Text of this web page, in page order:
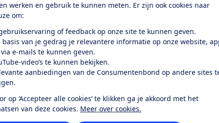
werken en gebruik te kunnen meten. Er zijn ook cookies naar
om:
of feedback op onze site te kunnen geven.
basis van je gedrag je relevantere informatie op onze website,
e-mails te kunnen geven.
video’s te kunnen bekijken.
aanbiedingen van de Consumentenbond op andere sites
op ‘Accepteer alle cookies’ te klikken ga je akkoord met het
van deze cookies. Meer over cookies.
je ver fietsen op een
kijken of de e-bike op rolletjes